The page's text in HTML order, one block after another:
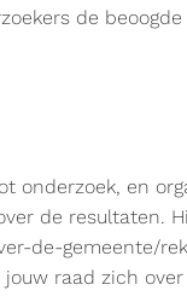
de
onderzoek, en
de resultaten.
de-gemeente/
raad zich